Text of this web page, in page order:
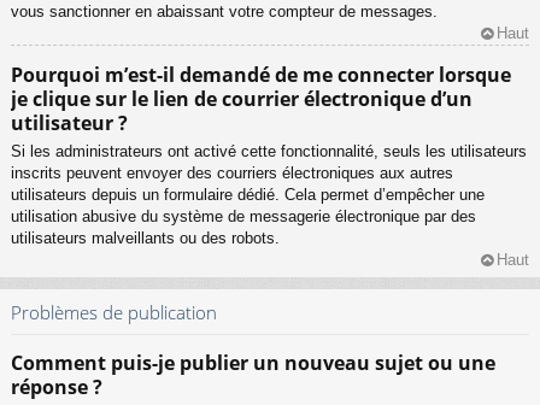
vous sanctionner en abaissant votre compteur de messages.
Haut
Pourquoi m’est-il demandé de me connecter lorsque
je clique sur le lien de courrier électronique d’un
utilisateur ?
Si les administrateurs ont activé cette fonctionnalité, seuls les utilisateurs
inscrits peuvent envoyer des courriers électroniques aux autres
utilisateurs depuis un formulaire dédié. Cela permet d’empêcher une
utilisation abusive du système de messagerie électronique par des
utilisateurs malveillants ou des robots.
Haut
Problèmes de publication
Comment puis-je publier un nouveau sujet ou une
réponse ?